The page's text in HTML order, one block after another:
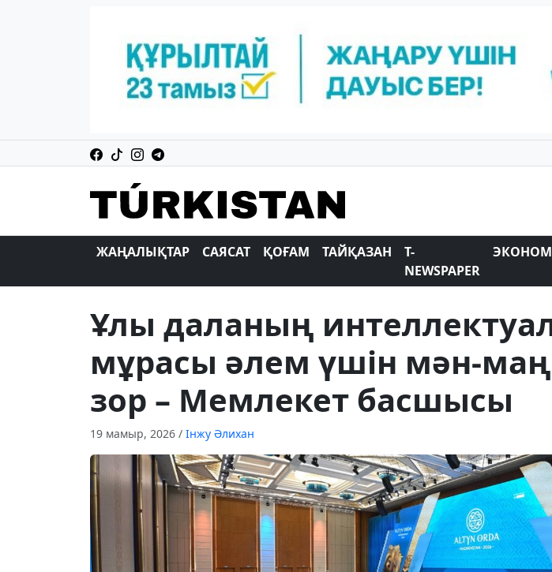
ЖАҢАЛЫҚТАР САЯСАТ ҚОҒАМ ТАЙҚАЗАН
T-
NEWSPAPER
Ұлы даланың
мұрасы әлем үшін мән-
зор – Мемлекет басшысы
19 мамыр, 2026 / Інжу Әлихан